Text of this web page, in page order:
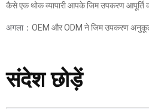
कैसे एक थोक व्यापारी आपके जिम उपकरण आपूर्ति
अगला： OEM और ODM ने जिम उपकरण
संदेश छोड़ें